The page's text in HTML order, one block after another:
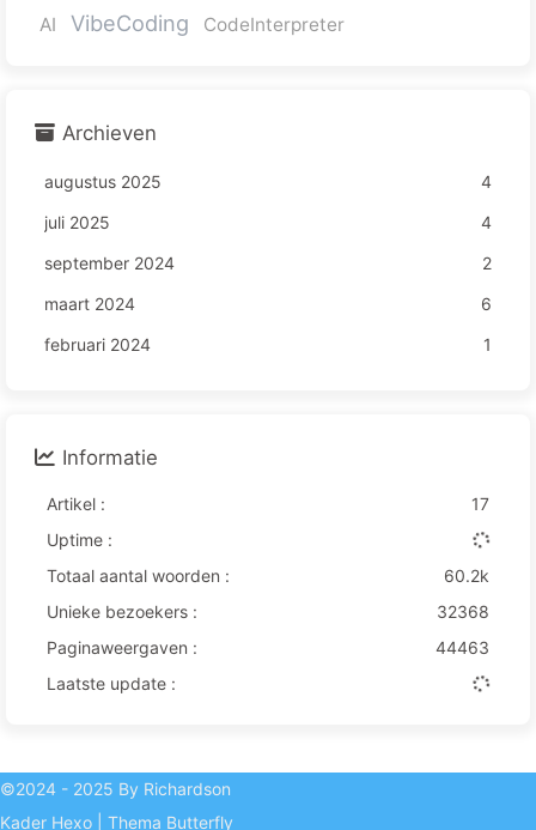
AI
VibeCoding CodeInterpreter
Archieven
augustus 2025
4
juli 2025
4
september 2024
2
maart 2024
6
februari 2024
1
Informatie
Artikel :
17
Uptime :
Totaal aantal woorden :
60.2k
Unieke bezoekers :
32368
Paginaweergaven :
44463
Laatste update :
©2024 - 2025 By Richardson
Kader Hexo Thema Butterfly